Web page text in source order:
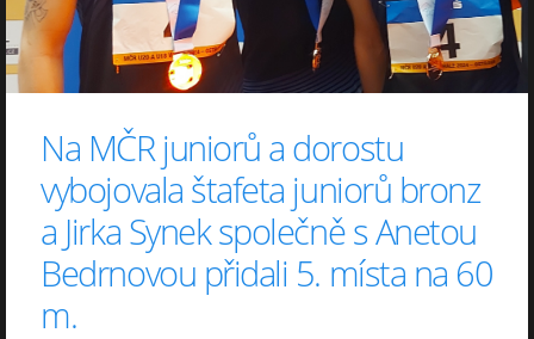
Na MČR juniorů a dorostu
vybojovala štafeta juniorů bronz
a Jirka Synek společně s Anetou
Bedrnovou přidali 5. místa na 60
m.